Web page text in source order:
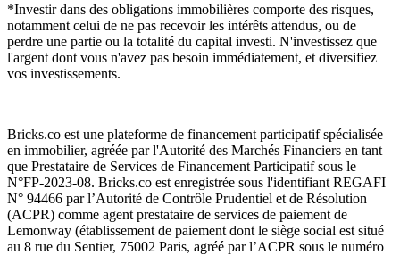
*Investir dans des obligations immobilières comporte des risques,
notamment celui de ne pas recevoir les intérêts attendus, ou de
perdre une partie ou la totalité du capital investi. N'investissez que
l'argent dont vous n'avez pas besoin immédiatement, et diversifiez
vos investissements.
Bricks.co est une plateforme de financement participatif spécialisée
en immobilier, agréée par l'Autorité des Marchés Financiers en tant
que Prestataire de Services de Financement Participatif sous le
N°FP-2023-08. Bricks.co est enregistrée sous l'identifiant REGAFI
N° 94466 par l’Autorité de Contrôle Prudentiel et de Résolution
(ACPR) comme agent prestataire de services de paiement de
Lemonway (établissement de paiement dont le siège social est situé
au 8 rue du Sentier, 75002 Paris, agréé par l’ACPR sous le numéro